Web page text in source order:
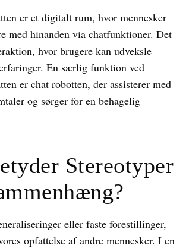
er et digitalt rum, hvor mennesker
med hinanden via chatfunktioner. Det
hvor brugere kan udveksle
En særlig funktion ved
er chat robotten, der assisterer med
og sørger for en behagelig
Stereotyper
eller faste forestillinger,
opfattelse af andre mennesker. I en